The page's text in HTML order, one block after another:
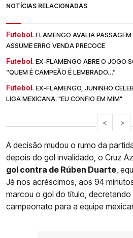
NOTÍCIAS RELACIONADAS
Futebol. FLAMENGO AVALIA
ASSUME ERRO VENDA PRECOCE
Futebol. EX-FLAMENGO ABRE O JOGO
“QUEM É CAMPEÃO É LEMBRADO…”
Futebol. EX-FLAMENGO, JUNINHO
LIGA MEXICANA: "EU CONFIO EM MIM"
< >
A decisão mudou o rumo da
depois do gol invalidado, o Cruz
gol contra de Rúben Duarte,
Já nos acréscimos, aos 94
marcou o gol do título, decretando
campeonato para a equipe